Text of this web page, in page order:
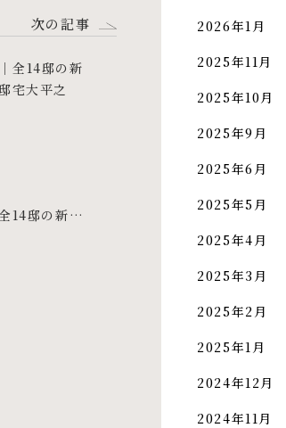
次の記事
14邸の新築
2026年1月
2025年11月
2025年10月
2025年9月
2025年6月
2025年5月
2025年4月
2025年3月
2025年2月
2025年1月
2024年12月
2024年11月